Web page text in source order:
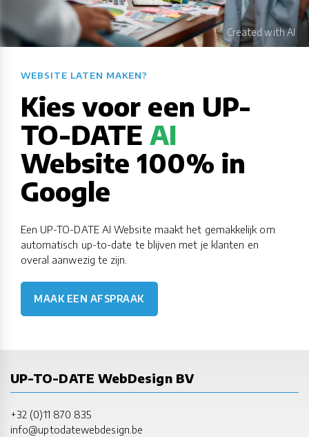
WEBSITE LATEN MAKEN?​​​​​​​​​​​​​​
Kies voor een UP-
TO-DATE AI
Website 100% in
Google
Een UP-TO-DATE AI Website maakt het gemakkelijk om
automatisch up-to-date te blijven met je klanten en
overal aanwezig te zijn.
MAAK EEN AFSPRAAK
UP-TO-DATE WebDesign BV
+32 (0)11 870 835
info@uptodatewebdesign.be